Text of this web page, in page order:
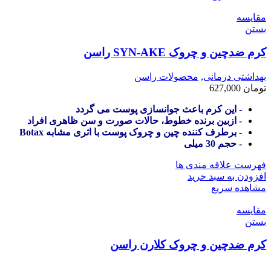
مقایسه
بستن
کرم ضدچین و چروک SYN-AKE راسن
بهداشتی درمانی, محصولات راسن
تومان
- این کرم باعث جوانسازی پوست می گردد
- ازبین برنده خطوط، حالات صورت و سن ظاهری افراد
- برطرف کننده چین و چروک پوست با اثری مشابه Botax
- حجم 30 میلی
فهرست علاقه مندی ها
افزودن به سبد خرید
مشاهده سریع
مقایسه
بستن
کرم ضدچین و چروک کلارن راسن